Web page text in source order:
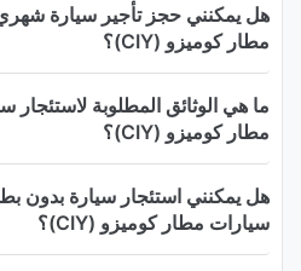
هل يمكنني حجز تأجير سيارة
مطار كوميزو (CIY)؟
ما هي الوثائق المطلوبة لاستئجار
مطار كوميزو (CIY)؟
هل يمكنني استئجار سيارة بدون
سيارات مطار كوميزو (CIY)؟